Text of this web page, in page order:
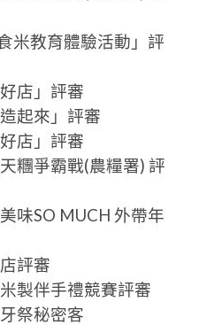
米教育體驗活動」評
店」評審
起來」評審
店」評審
糰爭霸戰(農糧署) 評
味SO MUCH 外帶年
評審
製伴手禮競賽評審
祭秘密客